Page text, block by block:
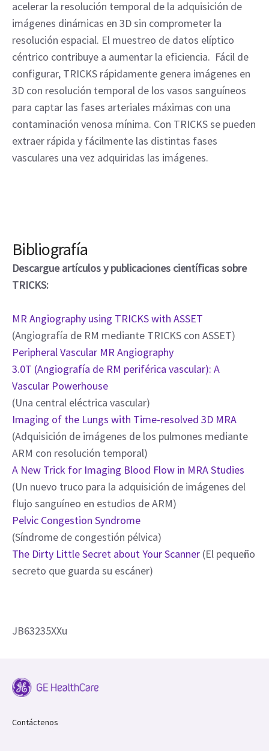
acelerar la resolución temporal de la adquisición de
imágenes dinámicas en 3D sin comprometer la
resolución espacial. El muestreo de datos elíptico
céntrico contribuye a aumentar la eficiencia.  Fácil de
configurar, TRICKS rápidamente genera imágenes en
3D con resolución temporal de los vasos sanguíneos
para captar las fases arteriales máximas con una
contaminación venosa mínima. Con TRICKS se pueden
extraer rápida y fácilmente las distintas fases
vasculares una vez adquiridas las imágenes.
Bibliografía
Descargue artículos y publicaciones científicas sobre
TRICKS:
MR Angiography using TRICKS with ASSET
(Angiografía de RM mediante TRICKS con ASSET)
Peripheral Vascular MR Angiography
3.0T (Angiografía de RM periférica vascular): A
Vascular Powerhouse
(Una central eléctrica vascular)
Imaging of the Lungs with Time-resolved 3D MRA
(Adquisición de imágenes de los pulmones mediante
ARM con resolución temporal)
A New Trick for Imaging Blood Flow in MRA Studies
(Un nuevo truco para la adquisición de imágenes del
flujo sanguíneo en estudios de ARM)
Pelvic Congestion Syndrome
(Síndrome de congestión pélvica)
The Dirty Little Secret about Your Scanner (El pequeño
secreto que guarda su escáner)
JB63235XXu
Contáctenos